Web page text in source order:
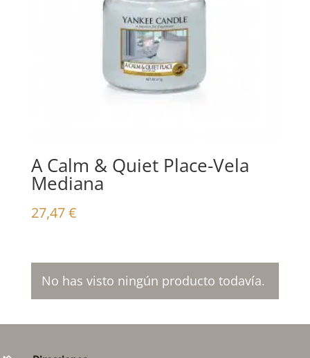
A Calm & Quiet Place-Vela
Mediana
27,47€
No has visto ningún producto todavía.